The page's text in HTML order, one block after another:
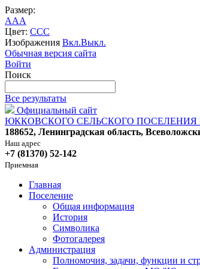
Размер:
AAA
Цвет: CCC
Изображения Вкл.Выкл.
Обычная версия сайта
Войти
Поиск
Все результаты
Официальный сайт
ЮККОВСКОГО СЕЛЬСКОГО
188652, Ленинградская область,
Наш адрес
+7 (81370) 52-142
Приемная
Главная
Поселение
Общая информация
История
Символика
Фотогалерея
Администрация
Полномочия, задачи, функции и